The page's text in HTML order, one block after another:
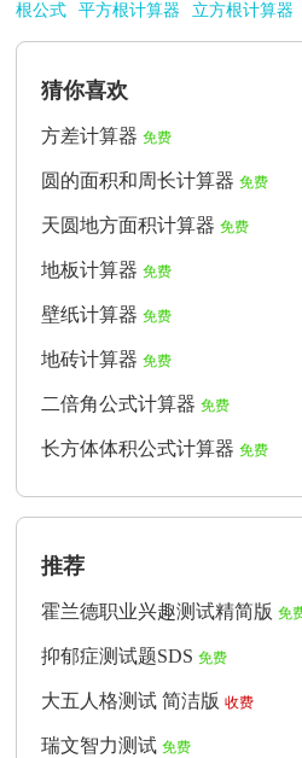
根公式
平方根计算器 立方根计算器
猜你喜欢
方差计算器 免费
圆的面积和周长计算器 免费
天圆地方面积计算器 免费
地板计算器 免费
壁纸计算器 免费
地砖计算器 免费
二倍角公式计算器 免费
长方体体积公式计算器 免费
推荐
霍兰德职业兴趣测试精简版 免
抑郁症测试题SDS 免费
大五人格测试 简洁版 收费
瑞文智力测试 免费